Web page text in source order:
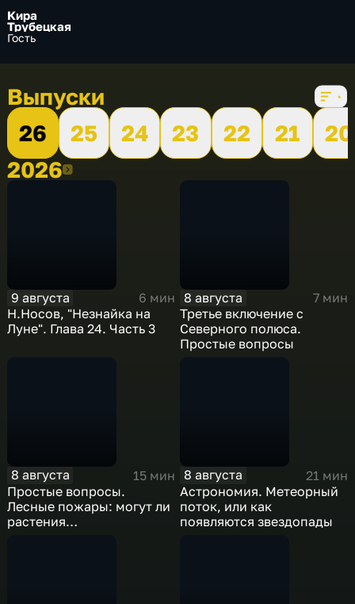
Кира
Трубецкая
Гость
Выпуски
26
25 24 23 22 21
20
20262026
9 августа
6 мин
Н.Носов, "Незнайка на
Луне". Глава 24. Часть 3
8 августа
7 мин
Третье включение с
Северного полюса.
Простые вопросы
8 августа
15 мин
Простые вопросы.
Лесные пожары: могут ли
растения
8 августа
21 мин
Астрономия. Метеорный
поток, или как
появляются звездопады